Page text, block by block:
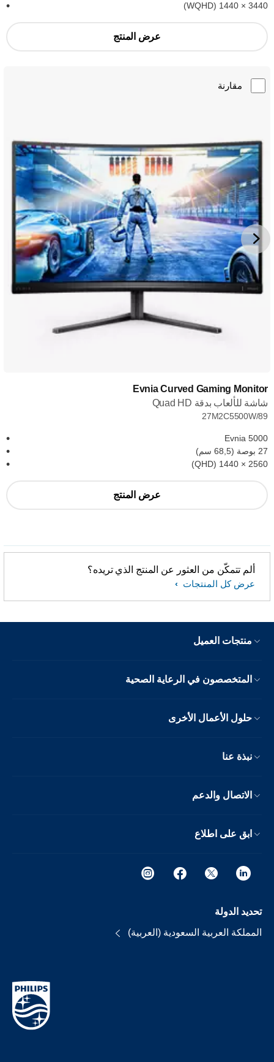
3440‏ × 1440 (WQHD)
عرض المنتج
مقارنة
Evnia Curved Gaming Monitor
شاشة للألعاب بدقة Quad HD
27M2C5500W/89
Evnia 5000
27 بوصة (68,5 سم)
2560‏ × 1440 (QHD)
عرض المنتج
ألم تتمكّن من العثور عن المنتج الذي تريده؟
عرض كل المنتجات
منتجات العميل
المتخصصون في الرعاية الصحية
حلول الأعمال الأخرى
نبذة عنا
الاتصال والدعم
ابق على اطلاع
تحديد الدولة
المملكة العربية السعودية (العربية)